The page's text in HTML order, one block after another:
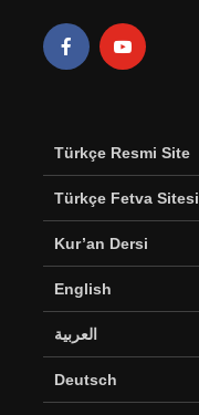
Türkçe Resmi Site
Türkçe Fetva Sitesi
Kur’an Dersi
English
العربية
Deutsch